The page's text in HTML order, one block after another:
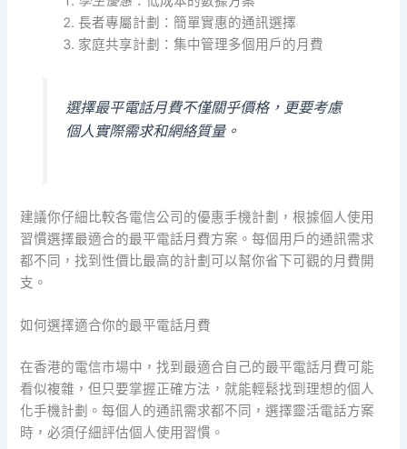
長者專屬計劃：簡單實惠的通訊選擇
家庭共享計劃：集中管理多個用戶的月費
選擇最平電話月費不僅關乎價格，更要考慮
個人實際需求和網絡質量。
建議你仔細比較各電信公司的優惠手機計劃，根據個人使用
習慣選擇最適合的最平電話月費方案。每個用戶的通訊需求
都不同，找到性價比最高的計劃可以幫你省下可觀的月費開
支。
如何選擇適合你的最平電話月費
在香港的電信市場中，找到最適合自己的最平電話月費可能
看似複雜，但只要掌握正確方法，就能輕鬆找到理想的個人
化手機計劃。每個人的通訊需求都不同，選擇靈活電話方案
時，必須仔細評估個人使用習慣。